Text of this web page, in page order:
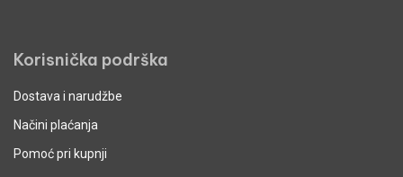
Korisnička podrška
Dostava i narudžbe
Načini plaćanja
Pomoć pri kupnji